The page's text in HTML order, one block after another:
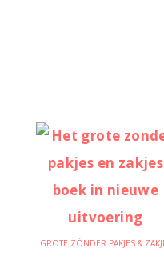
GROTE ZÓNDER PAKJES &